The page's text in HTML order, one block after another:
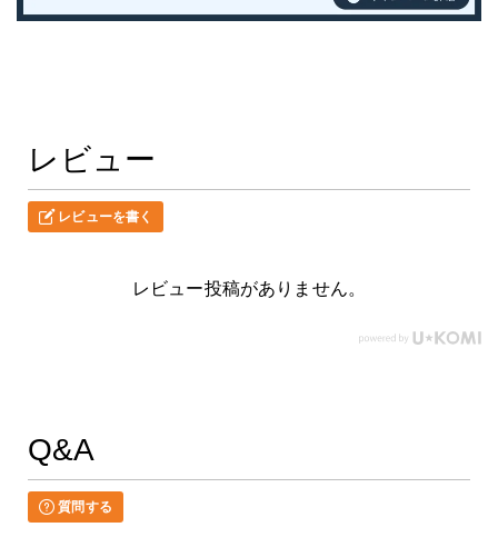
レビュー
レビューを書く
レビュー投稿がありません。
Q&A
質問する